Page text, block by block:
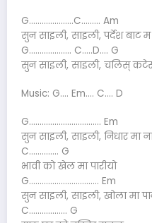
G…………………C……… Am
सुन साइली, साइली, पर्देश बाट
G……………….. C…..D…. G
सुन साइली, साइली, चलिस्
Music: G…. Em…. C…. D
G……………………………. Em
सुन साइली, साइली, निधार मा
C………….. G
भावी को खेल मा पारीयो
G…………………………… Em
सुन साइली, साइली, खोला मा
C……………… G